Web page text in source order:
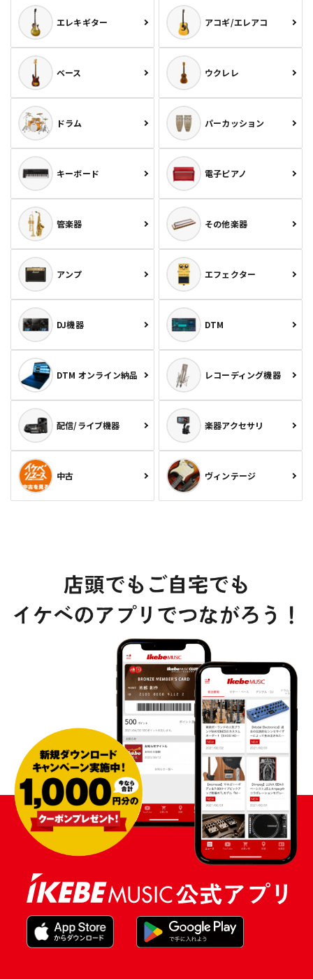
エレキギター アコギ/エレアコ
ベース ウクレレ
ドラム パーカッション
キーボード 電子ピアノ
管楽器 その他楽器
アンプ エフェクター
DJ機器 DTM
DTM オンライン納品 レコーディング機器
配信/ライブ機器 楽器アクセサリ
中古 ヴィンテージ